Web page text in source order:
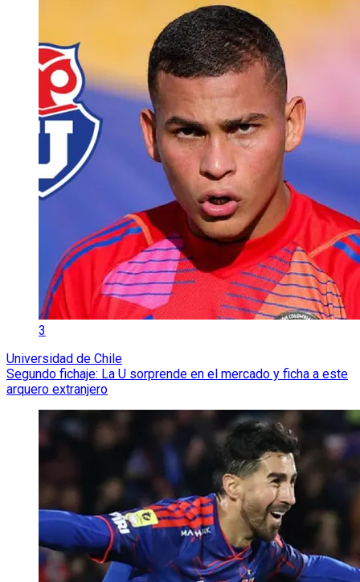
3
Universidad de Chile
Segundo fichaje: La U sorprende en el mercado y ficha a este
arquero extranjero